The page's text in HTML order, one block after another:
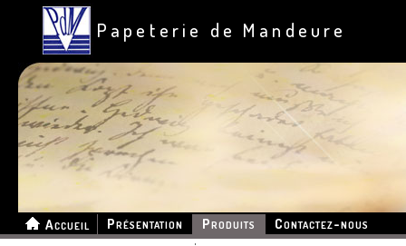
Papeterie de Mandeure
Accueil Présentation Produits Contactez-nous